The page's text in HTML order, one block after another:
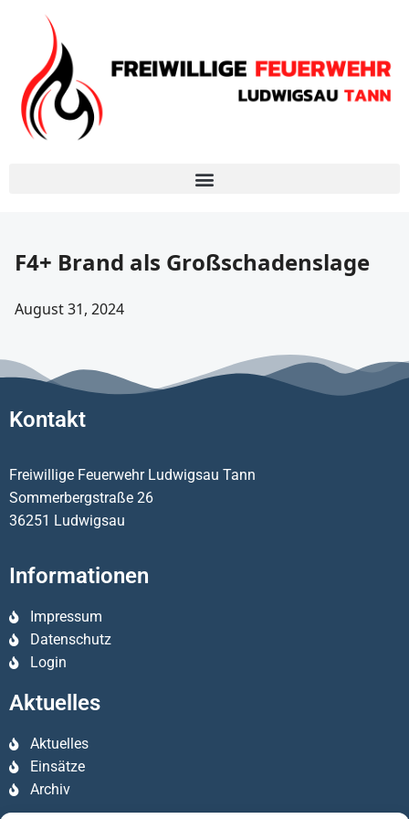
F4+ Brand als Großschadenslage
August 31, 2024
Kontakt
Freiwillige Feuerwehr Ludwigsau Tann
Sommerbergstraße 26
36251 Ludwigsau
Informationen
Impressum
Datenschutz
Login
Aktuelles
Aktuelles
Einsätze
Archiv